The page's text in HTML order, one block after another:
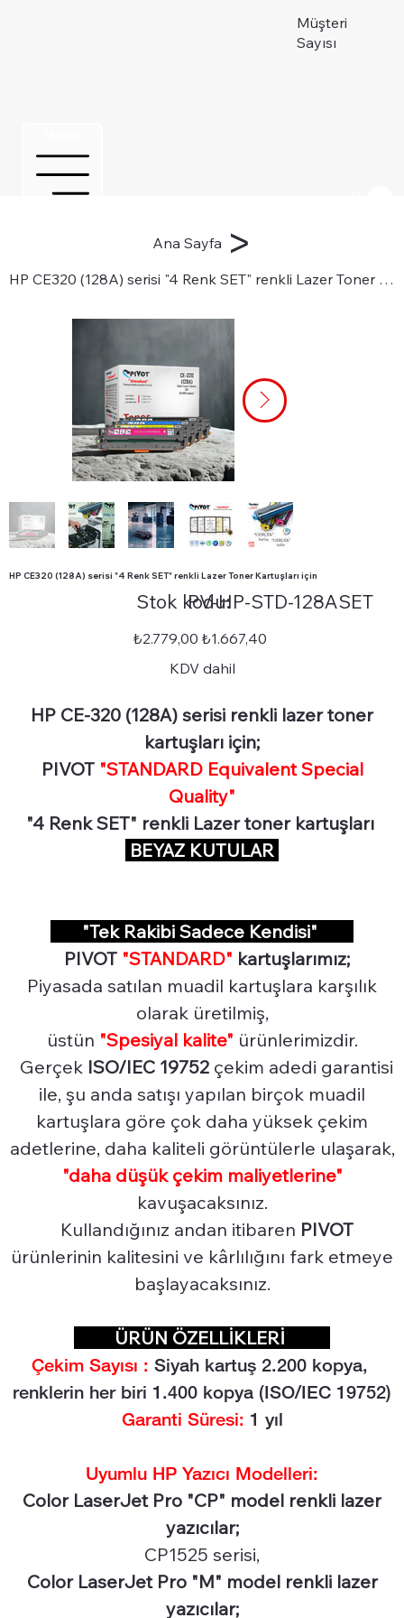
Müşteri
Sayısı
Ana Sayfa >
HP CE320 (128A) serisi "4 Renk SET" renkli Lazer Toner Kartuşları için
HP CE320 (128A) serisi "4 Renk SET" renkli Lazer Toner Kartuşları için
Stok kodu:
kodu:
STD-
128ASET
PV-HP-STD-128ASET
Orijinal
fiyat
₺2.779,00 İndirimli
fiyat
₺1.667,40
KDV dahil
HP CE-320 (128A) serisi renkli lazer toner
kartuşları için;
PIVOT "STANDARD Equivalent Special
Quality"
"4 Renk SET" renkli Lazer toner kartuşları
BEYAZ KUTULAR
"Tek Rakibi Sadece Kendisi"
PIVOT "STANDARD" kartuşlarımız;
Piyasada satılan muadil kartuşlara karşılık
olarak üretilmiş,
üstün "Spesiyal kalite" ürünlerimizdir.
Gerçek ISO/IEC 19752 çekim adedi garantisi
ile, şu anda satışı yapılan birçok muadil
kartuşlara göre çok daha yüksek çekim
adetlerine, daha kaliteli görüntülerle ulaşarak,
"daha düşük çekim maliyetlerine"
kavuşacaksınız.
Kullandığınız andan itibaren PIVOT
ürünlerinin kalitesini ve kârlılığını fark etmeye
başlayacaksınız.
ÜRÜN ÖZELLİKLERİ
Çekim Sayısı : Siyah kartuş 2.200 kopya,
renklerin her biri 1.400 kopya (ISO/IEC 19752)
Garanti Süresi: 1 yıl
Uyumlu HP Yazıcı Modelleri:
Color LaserJet Pro "CP" model renkli lazer
yazıcılar;
CP1525 serisi,
Color LaserJet Pro "M" model renkli lazer
yazıcılar;